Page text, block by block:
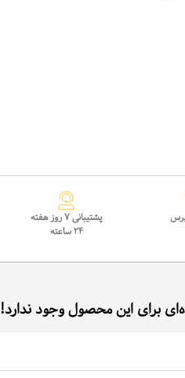
پشتیبانی 7 روز هفته
24 ساعته
برای این محصول وجود ندارد!